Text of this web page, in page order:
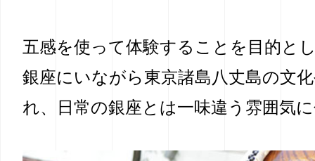
五感を使って体験することを目的と
銀座にいながら東京諸島八丈島の文
れ、日常の銀座とは一味違う雰囲気